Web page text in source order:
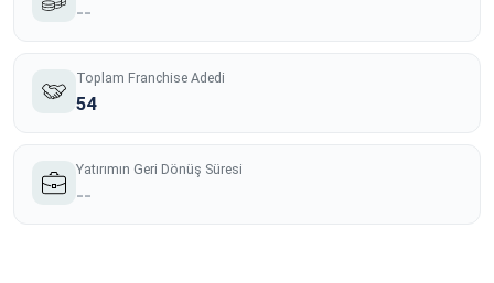
--
Toplam Franchise Adedi
54
Yatırımın Geri Dönüş Süresi
--